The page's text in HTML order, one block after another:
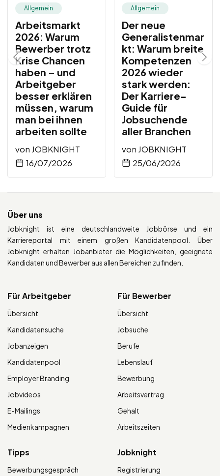
Allgemein
Arbeitsmarkt
2026: Warum
Bewerber trotz
Krise Chancen
haben – und
Arbeitgeber
besser erklären
müssen, warum
man bei ihnen
arbeiten sollte
von JOBKNIGHT
16/07/2026
Allgemein
Der neue
Generalistenmar
kt: Warum breite
Kompetenzen
2026 wieder
stark werden:
Der Karriere-
Guide für
Jobsuchende
aller Branchen
von JOBKNIGHT
25/06/2026
Über uns
Jobknight ist eine deutschlandweite Jobbörse und ein
Karriereportal mit einem großen Kandidatenpool. Über
Jobknight erhalten Jobanbieter die Möglichkeiten, geeignete
Kandidaten und Bewerber aus allen Bereichen zu finden.
Für Arbeitgeber
Übersicht
Kandidatensuche
Jobanzeigen
Kandidatenpool
Employer Branding
Jobvideos
E-Mailings
Medienkampagnen
Für Bewerber
Übersicht
Jobsuche
Berufe
Lebenslauf
Bewerbung
Arbeitsvertrag
Gehalt
Arbeitszeiten
Tipps
Bewerbungsgespräch
Jobknight
Registrierung